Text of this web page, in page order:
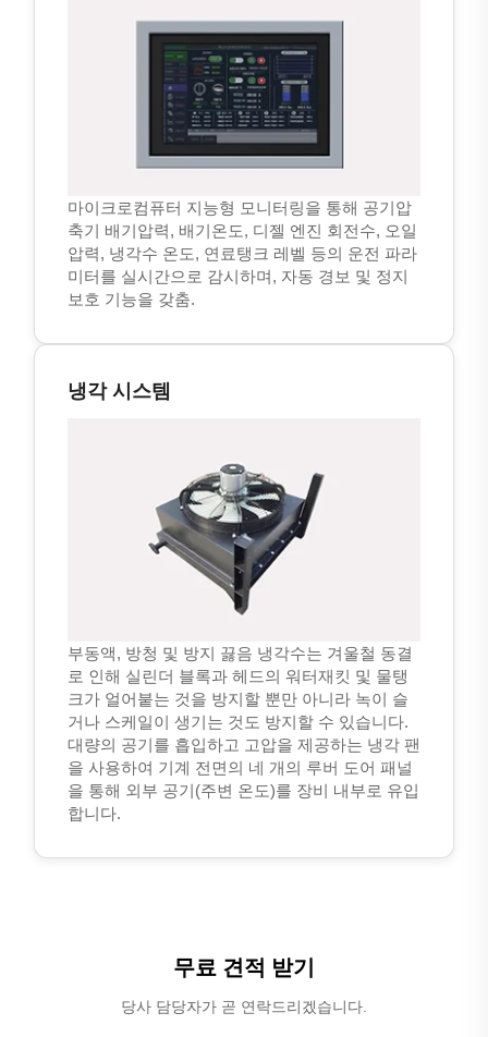
마이크로컴퓨터 지능형 모니터링을 통해 공기압
축기 배기압력, 배기온도, 디젤 엔진 회전수, 오일
압력, 냉각수 온도, 연료탱크 레벨 등의 운전 파라
미터를 실시간으로 감시하며, 자동 경보 및 정지
보호 기능을 갖춤.
냉각 시스템
부동액, 방청 및 방지 끓음 냉각수는 겨울철 동결
로 인해 실린더 블록과 헤드의 워터재킷 및 물탱
크가 얼어붙는 것을 방지할 뿐만 아니라 녹이 슬
거나 스케일이 생기는 것도 방지할 수 있습니다.
대량의 공기를 흡입하고 고압을 제공하는 냉각 팬
을 사용하여 기계 전면의 네 개의 루버 도어 패널
을 통해 외부 공기(주변 온도)를 장비 내부로 유입
합니다.
무료 견적 받기
당사 담당자가 곧 연락드리겠습니다.